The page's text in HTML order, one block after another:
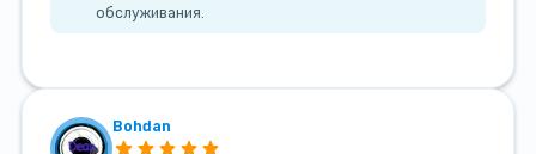
обслуживания.
Bohdan